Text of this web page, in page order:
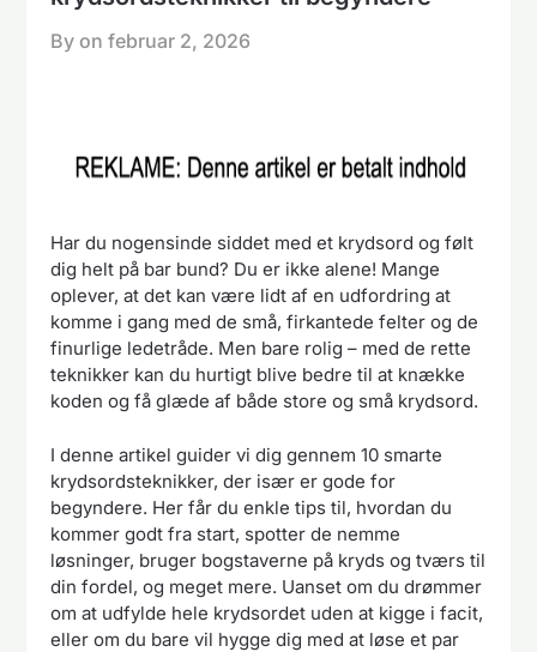
By onfebruar 2, 2026
Har du nogensinde siddet med et krydsord og følt
dig helt på bar bund? Du er ikke alene! Mange
oplever, at det kan være lidt af en udfordring at
komme i gang med de små, firkantede felter og de
finurlige ledetråde. Men bare rolig – med de rette
teknikker kan du hurtigt blive bedre til at knække
koden og få glæde af både store og små krydsord.
I denne artikel guider vi dig gennem 10 smarte
krydsordsteknikker, der især er gode for
begyndere. Her får du enkle tips til, hvordan du
kommer godt fra start, spotter de nemme
løsninger, bruger bogstaverne på kryds og tværs til
din fordel, og meget mere. Uanset om du drømmer
om at udfylde hele krydsordet uden at kigge i facit,
eller om du bare vil hygge dig med at løse et par